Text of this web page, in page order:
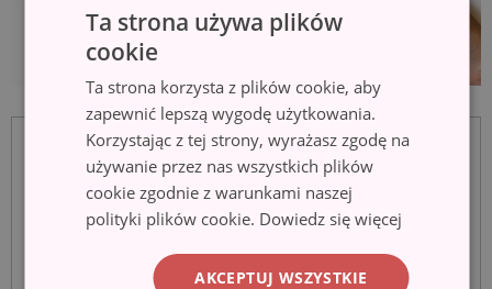
Ta strona używa plików
cookie
Ta strona korzysta z plików cookie, aby
zapewnić lepszą wygodę użytkowania.
Korzystając z tej strony, wyrażasz zgodę na
używanie przez nas wszystkich plików
cookie zgodnie z warunkami naszej
polityki plików cookie. Dowiedz się więcej
AKCEPTUJ WSZYSTKIE